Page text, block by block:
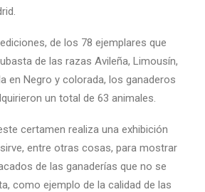
de los 78 ejemplares que
de las razas Avileña, Limousín,
en Negro y colorada, los ganaderos
un total de 63 animales.
certamen realiza una exhibición
entre otras cosas, para mostrar
de las ganaderías que no se
como ejemplo de la calidad de las